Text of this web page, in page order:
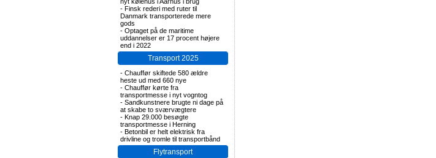
- Finsk rederi med ruter til
Danmark transporterede mere
gods
- Optaget på de maritime
uddannelser er 17 procent højere
end i 2022
Transport 2025
- Chauffør skiftede 580 ældre
heste ud med 660 nye
- Chauffør kørte fra
transportmesse i nyt vogntog
- Sandkunstnere brugte ni dage på
at skabe to sværvægtere
- Knap 29.000 besøgte
transportmesse i Herning
- Betonbil er helt elektrisk fra
drivline og tromle til transportbånd
Flytransport